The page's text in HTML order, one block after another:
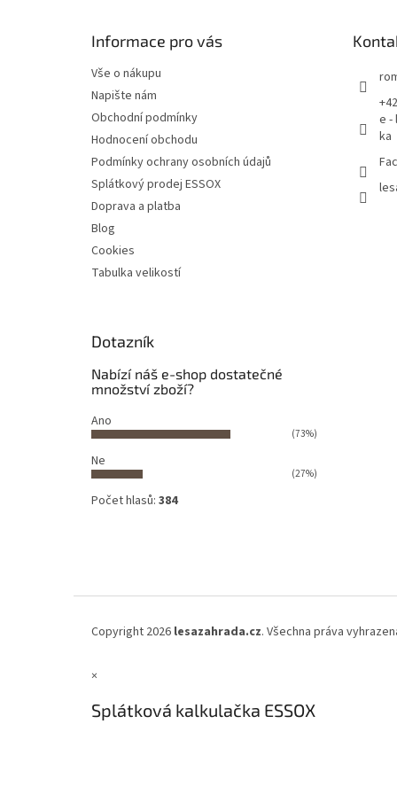
Informace pro vás
Vše o nákupu
Napište nám
Obchodní podmínky
Hodnocení obchodu
Podmínky ochrany osobních údajů
Splátkový prodej ESSOX
Doprava a platba
Blog
Cookies
Tabulka velikostí
e -
ka
Dotazník
Nabízí náš e-shop dostatečné
množství zboží?
Ano
(73%)
Ne
(27%)
Počet hlasů: 384
Copyright 2026 lesazahrada.cz. Všechna práva
×
Splátková kalkulačka ESSOX